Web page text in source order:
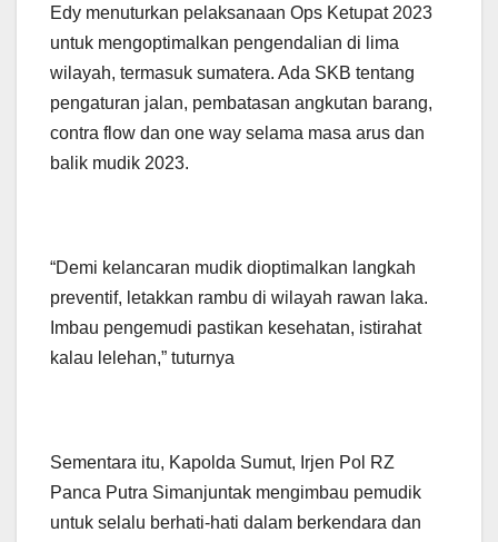
Edy menuturkan pelaksanaan Ops Ketupat 2023
untuk mengoptimalkan pengendalian di lima
wilayah, termasuk sumatera. Ada SKB tentang
pengaturan jalan, pembatasan angkutan barang,
contra flow dan one way selama masa arus dan
balik mudik 2023.
“Demi kelancaran mudik dioptimalkan langkah
preventif, letakkan rambu di wilayah rawan laka.
Imbau pengemudi pastikan kesehatan, istirahat
kalau lelehan,” tuturnya
Sementara itu, Kapolda Sumut, Irjen Pol RZ
Panca Putra Simanjuntak mengimbau pemudik
untuk selalu berhati-hati dalam berkendara dan